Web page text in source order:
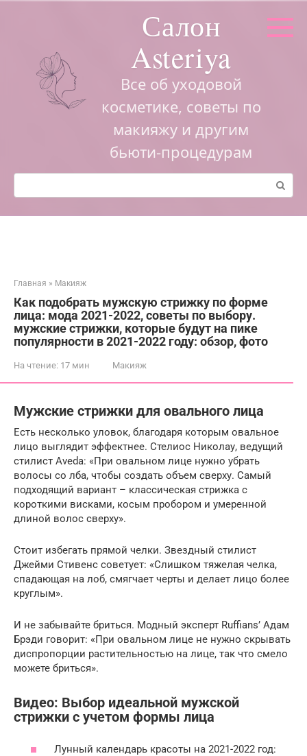
Салон
Asteriya
Все об уходовой
косметике, советы по
макияжу и другим
бьюти-процедурам
Поиск:
Главная » Макияж
Как подобрать мужскую стрижку по форме
лица: мода 2021-2022, советы по выбору.
мужские стрижки, которые будут на пике
популярности в 2021-2022 году: обзор, фото
На чтение: 17 мин Макияж
Мужские стрижки для овального лица
Есть несколько уловок, благодаря которым овальное
лицо выглядит эффектнее. Стелиос Николау, ведущий
стилист Aveda: «При овальном лице нужно убрать
волосы со лба, чтобы создать объем сверху. Самый
подходящий вариант – классическая стрижка с
короткими висками, косым пробором и умеренной
длиной волос сверху».
Стоит избегать прямой челки. Звездный стилист
Джейми Стивенс советует: «Слишком тяжелая челка,
спадающая на лоб, смягчает черты и делает лицо более
круглым».
И не забывайте бриться. Модный эксперт Ruffians’ Адам
Брэди говорит: «При овальном лице не нужно скрывать
диспропорции растительностью на лице, так что смело
можете бриться».
Видео: Выбор идеальной мужской
стрижки с учетом формы лица
Лунный календарь красоты на 2021-2022 год: